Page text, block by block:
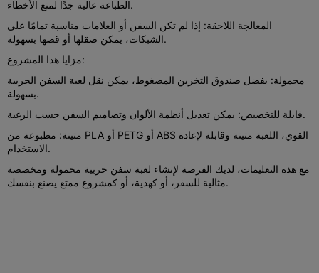
الطباعة عالية جدًا لمنع الأخطاء.
المعالجة اللاحقة: إذا لم تكن السفن أو العلامات مناسبة تمامًا على
الشبكات، يمكن صقلها أو قصها بسهولة.
مزايا هذا المشروع:
محمولة: بفضل صندوق التخزين المضغوط، يمكن نقل لعبة السفن الحربية
بسهولة.
قابلة للتخصيص: يمكن تعديل أنظمة الألوان وتصاميم السفن حسب الرغبة.
متينة: مطبوعة من PLA أو PETG أو ABS القوي، اللعبة متينة وقابلة لإعادة
الاستخدام.
مع هذه التعليمات، لديك الفرصة لإنشاء لعبة سفن حربية محمولة ومخصصة
مثالية للسفر، أو كهدية، أو كمشروع ممتع يصنع بنفسك.